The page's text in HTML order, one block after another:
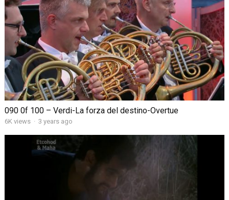
090 0f 100 – Verdi-La forza del destino-Overtue
6K views · 3 years ago